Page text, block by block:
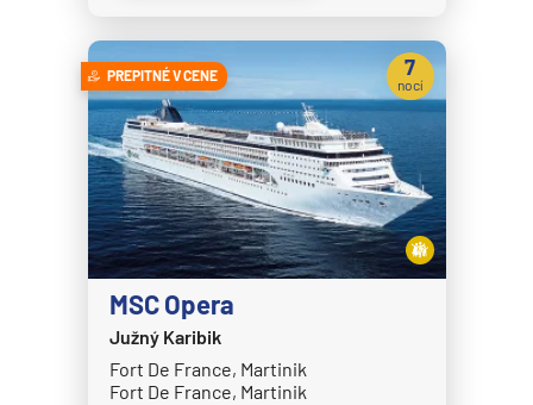
MSC Sinfonia
MSC Splendida
MSC Virtuosa
MSC World America
MSC World Asia
MSC World Atlantic
MSC World Europa
Norwegian Cruise Line
Norwegian Aqua
PREPITNÉ V CENE
MSC Opera
Južný Karibik
Fort De France, Martinik
Fort De France, Martinik
7
nocí